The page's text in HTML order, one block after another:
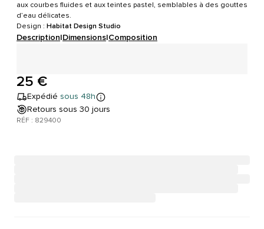
aux courbes fluides et aux teintes pastel, semblables à des gouttes
d’eau délicates.
Design : Habitat Design Studio
Description|Dimensions|Composition
25 €
Expédié sous 48h
Retours sous 30 jours
RÉF : 829400